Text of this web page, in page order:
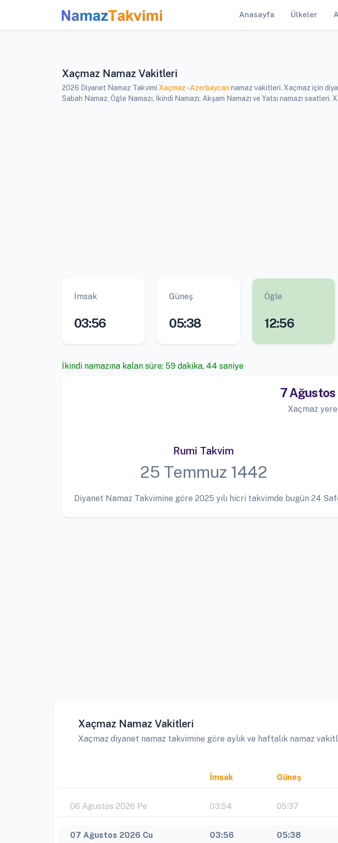
Anasayfa Ülkeler
Xaçmaz Namaz Vakitleri
2026 Diyanet Namaz Takvimi Xaçmaz-Azerbaycan namaz vakitleri. Xaçmaz için
Sabah Namaz, Öğle Namazı, İkindi Namazı, Akşam Namazı ve Yatsı namazı
İmsak
03:56
Güneş
05:38
Öğle
12:56
İkindi namazına kalan süre: 59 dakika, 44 saniye
7
Xaçmaz
Rumi Takvim
25 Temmuz 1442
Diyanet Namaz Takvimine göre 2025 yılı hicri takvimde bugün 24
Xaçmaz Namaz Vakitleri
Xaçmaz diyanet namaz takvimine göre aylık ve haftalık namaz
İmsak Güneş
06 Ağustos 2026 Pe 03:54 05:37
07 Ağustos 2026 Cu 03:56 05:38